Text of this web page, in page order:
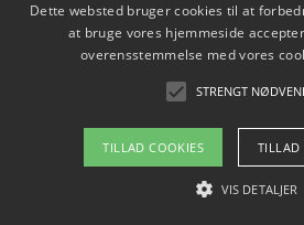
Køb produkter i danske
transport og nedbringe CO2-
Copyright 2026 -
Om / kontakt
Dette websted bruger cookies til at
at bruge vores hjemmeside
overensstemmelse med vores
STRENGT
TILLAD COOKIES TILLAD
VIS DETALJER